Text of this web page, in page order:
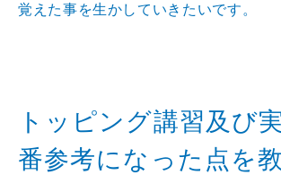
覚えた事を生かしていきたいです。
トッピング講習及び
番参考になった点を